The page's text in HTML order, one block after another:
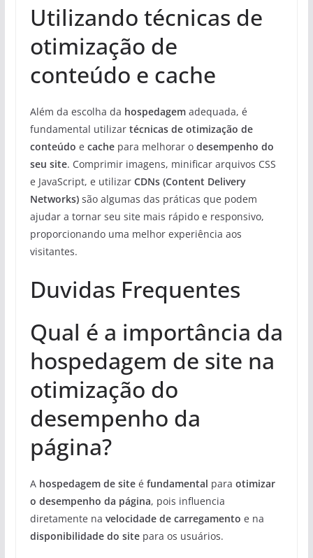
Utilizando técnicas de
otimização de
conteúdo e cache
Além da escolha da hospedagemadequada, é
fundamental utilizar técnicas de otimização de
conteúdo e cachepara melhorar o desempenho do
seu site. Comprimir imagens, minificar arquivos CSS
e JavaScript, e utilizar CDNs (Content Delivery
Networks)são algumas das práticas que podem
ajudar a tornar seu site mais rápido e responsivo,
proporcionando uma melhor experiência aos
visitantes.
Duvidas Frequentes
Qual é a importância da
hospedagem de site na
otimização do
desempenho da
página?
A hospedagem de siteé fundamental para otimizar
o desempenho da página, pois influencia
diretamente na velocidade de carregamento e na
disponibilidade do sitepara os usuários.